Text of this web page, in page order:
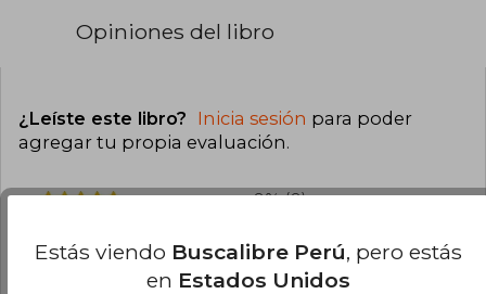
Opiniones del libro
¿Leíste este libro? Inicia sesión para poder
agregar tu propia evaluación.
0% (0)
0% (0)
Estás viendo Buscalibre Perú, pero estás
en Estados Unidos